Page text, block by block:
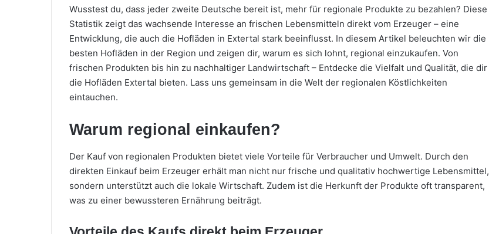
Wusstest du, dass jeder zweite Deutsche bereit ist, mehr für regionale Produkte zu bezahlen? Diese
Statistik zeigt das wachsende Interesse an frischen Lebensmitteln direkt vom Erzeuger – eine
Entwicklung, die auch die Hofläden in Extertal stark beeinflusst. In diesem Artikel beleuchten wir die
besten Hofläden in der Region und zeigen dir, warum es sich lohnt, regional einzukaufen. Von
frischen Produkten bis hin zu nachhaltiger Landwirtschaft – Entdecke die Vielfalt und Qualität, die dir
die Hofläden Extertal bieten. Lass uns gemeinsam in die Welt der regionalen Köstlichkeiten
eintauchen.
Warum regional einkaufen?
Der Kauf von regionalen Produkten bietet viele Vorteile für Verbraucher und Umwelt. Durch den
direkten Einkauf beim Erzeuger erhält man nicht nur frische und qualitativ hochwertige Lebensmittel,
sondern unterstützt auch die lokale Wirtschaft. Zudem ist die Herkunft der Produkte oft transparent,
was zu einer bewussteren Ernährung beiträgt.